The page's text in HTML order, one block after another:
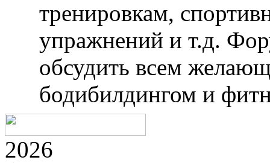
тренировкам,
упражнений и т.д.
обсудить всем
бодибилдингом и
2026